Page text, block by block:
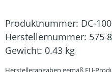
Produktnummer: DC-
Herstellernummer: 575
Gewicht: 0.43 kg
Herstellerangaben gemäß EU-